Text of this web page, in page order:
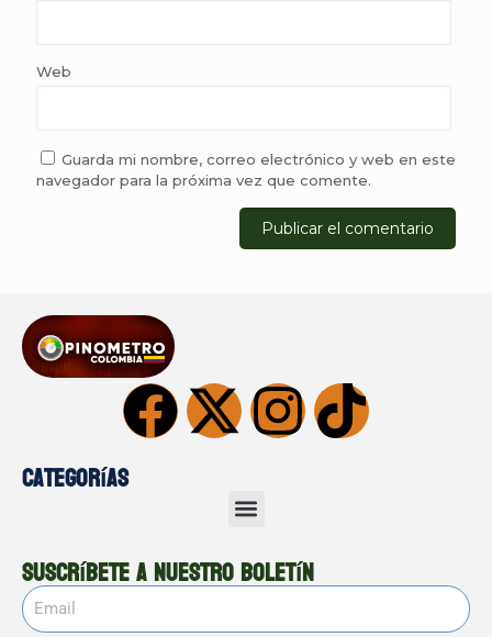
Web
Guarda mi nombre, correo electrónico y web en este
navegador para la próxima vez que comente.
Categorías
Suscríbete a nuestro boletín